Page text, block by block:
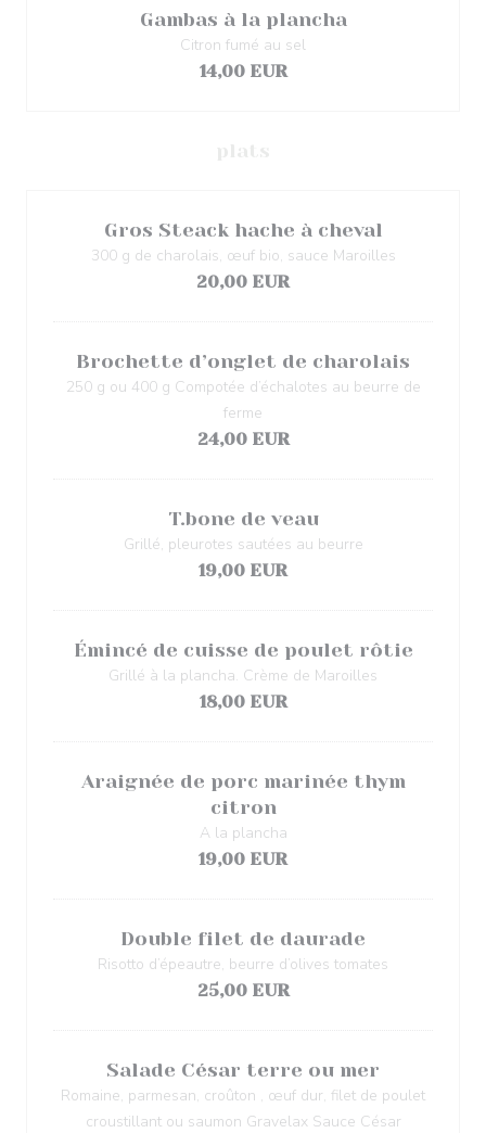
Gambas à la plancha
Citron fumé au sel
14,00 EUR
Gros Steack hache à cheval
300 g de charolais, œuf bio, sauce Maroilles
20,00 EUR
Brochette d’onglet de charolais
250 g ou 400 g Compotée d’échalotes au beurre de
ferme
24,00 EUR
T.bone de veau
Grillé, pleurotes sautées au beurre
19,00 EUR
Émincé de cuisse de poulet rôtie
Grillé à la plancha. Crème de Maroilles
18,00 EUR
Araignée de porc marinée thym
citron
A la plancha
19,00 EUR
Double filet de daurade
Risotto d’épeautre, beurre d’olives tomates
25,00 EUR
Salade César terre ou mer
Romaine, parmesan, croûton , œuf dur, filet de poulet
croustillant ou saumon Gravelax Sauce César